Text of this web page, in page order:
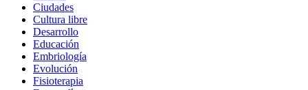
Ciudades
Cultura libre
Desarrollo
Educación
Embriología
Evolución
Fisioterapia